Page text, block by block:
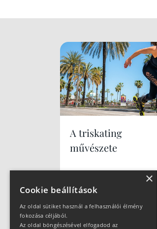
A triskating
művészete
×
Cookie beállítások
Az oldal sütiket használ a felhasználói élmény
fokozása céljából.
Az oldal böngészésével elfogadod az